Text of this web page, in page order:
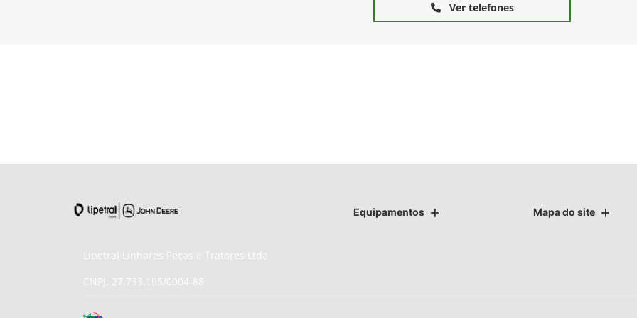
Ver telefones
Equipamentos Mapa do site
Lipetral Linhares Peças e Tratores Ltda
CNPJ: 27.733.195/0004-88